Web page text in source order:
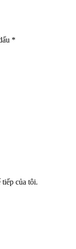
*
của tôi.